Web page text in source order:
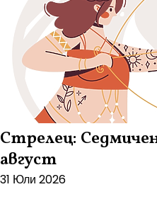
Стрелец:
август
31 Юли 2026